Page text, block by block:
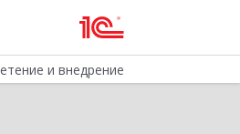
и внедрение